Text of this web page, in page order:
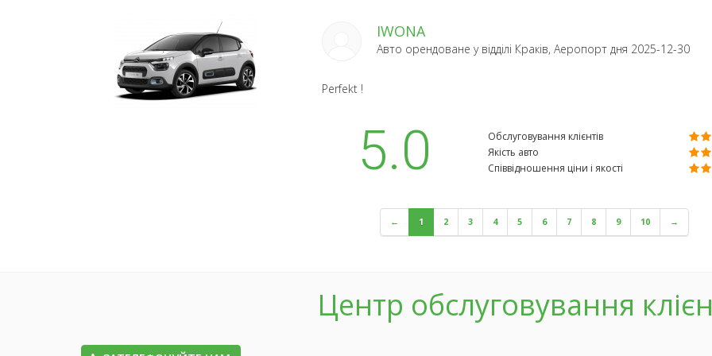
IWONA
Авто орендоване у відділі Краків, Аеропорт дня 2025-12-30
Perfekt !
5.0
Обслуговування клієнтів
Якість авто
Співвідношення ціни і якості
← 1 2 3 4 5 6 7 8 9 10 →
Центр обслуговування